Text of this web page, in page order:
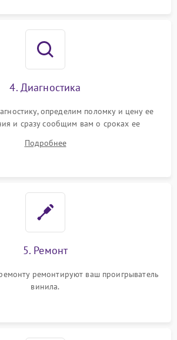
4. Диагностика
определим поломку и цену ее
и сразу сообщим вам о сроках ее
Подробнее
5. Ремонт
ремонтируют ваш проигрыватель
винила.